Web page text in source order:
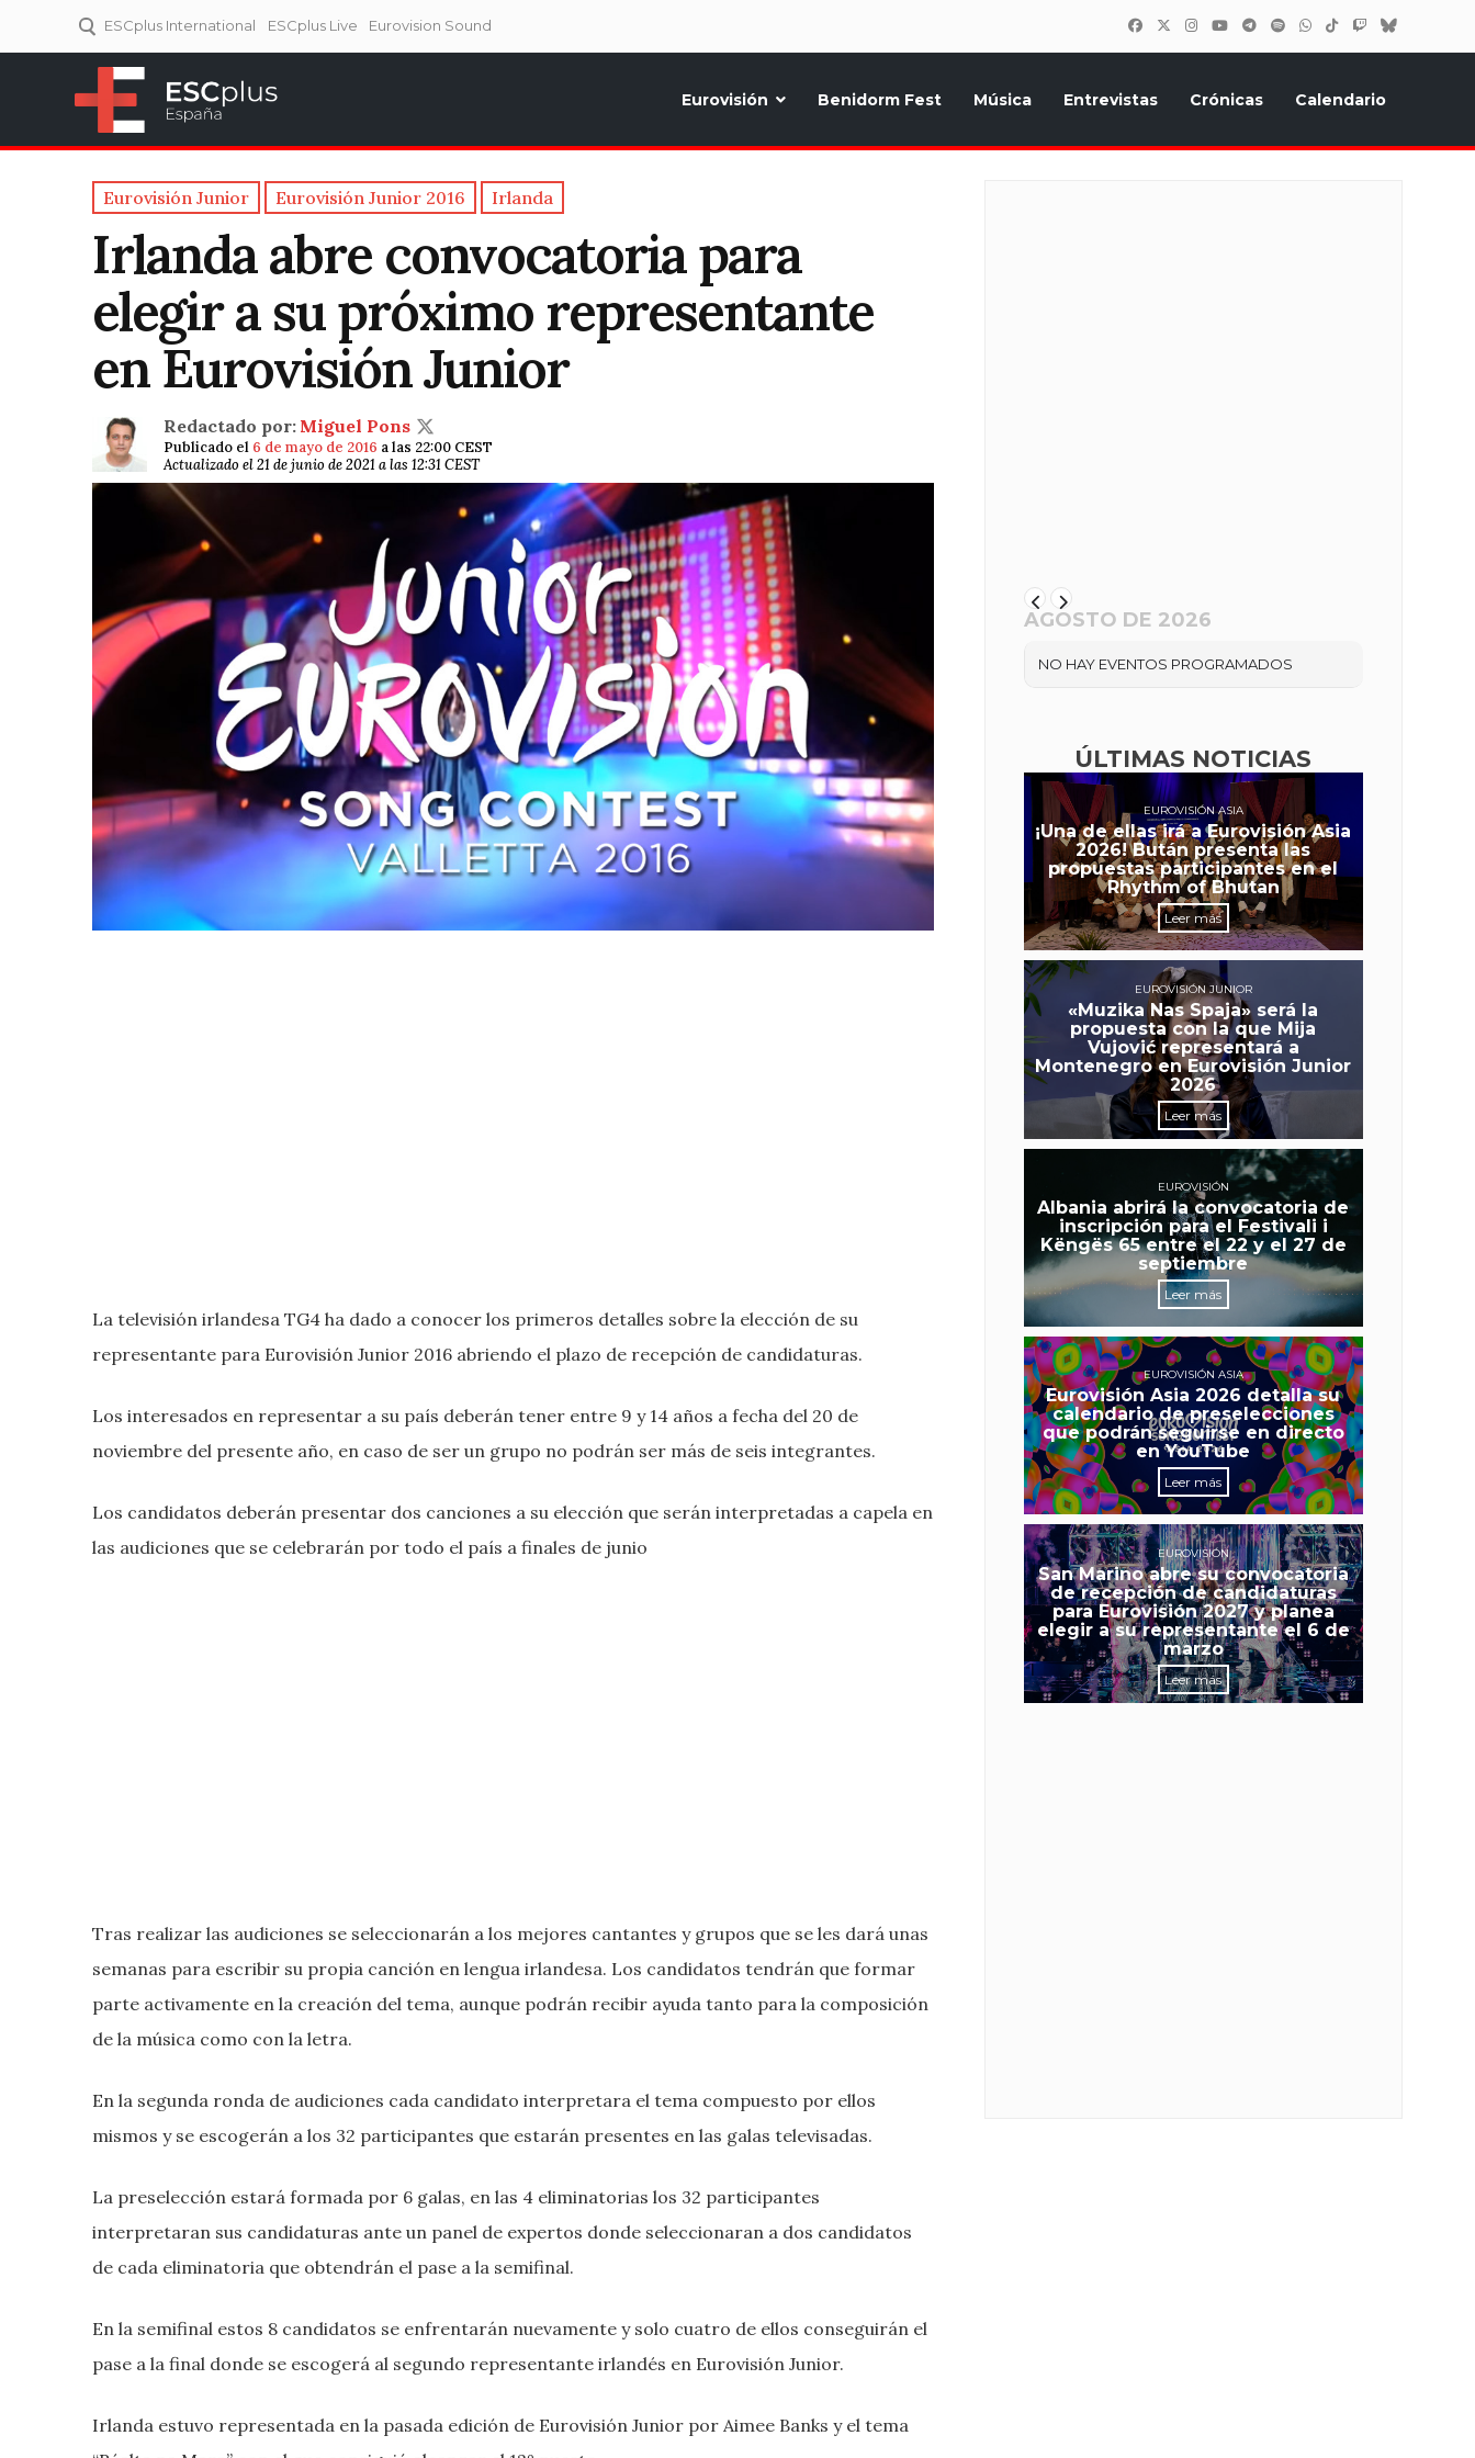
ESCplus International ESCplus Live Eurovision Sound
Eurovisión Benidorm Fest Música Entrevistas Crónicas Calendario
Eurovisión Junior Eurovisión Junior 2016 Irlanda
Irlanda abre convocatoria para
elegir a su próximo representante
en Eurovisión Junior
Redactado por: Miguel Pons
Publicado el 6 de mayo de 2016 a las 22:00 CEST
Actualizado el 21 de junio de 2021 a las 12:31 CEST
La televisión irlandesa TG4 ha dado a conocer los primeros detalles sobre la elección de su
representante para Eurovisión Junior 2016 abriendo el plazo de recepción de candidaturas.
Los interesados en representar a su país deberán tener entre 9 y 14 años a fecha del 20 de
noviembre del presente año, en caso de ser un grupo no podrán ser más de seis integrantes.
Los candidatos deberán presentar dos canciones a su elección que serán interpretadas a capela en
las audiciones que se celebrarán por todo el país a finales de junio
Tras realizar las audiciones se seleccionarán a los mejores cantantes y grupos que se les dará unas
semanas para escribir su propia canción en lengua irlandesa. Los candidatos tendrán que formar
parte activamente en la creación del tema, aunque podrán recibir ayuda tanto para la composición
de la música como con la letra.
En la segunda ronda de audiciones cada candidato interpretara el tema compuesto por ellos
mismos y se escogerán a los 32 participantes que estarán presentes en las galas televisadas.
La preselección estará formada por 6 galas, en las 4 eliminatorias los 32 participantes
interpretaran sus candidaturas ante un panel de expertos donde seleccionaran a dos candidatos
de cada eliminatoria que obtendrán el pase a la semifinal.
En la semifinal estos 8 candidatos se enfrentarán nuevamente y solo cuatro de ellos conseguirán el
pase a la final donde se escogerá al segundo representante irlandés en Eurovisión Junior.
Irlanda estuvo representada en la pasada edición de Eurovisión Junior por Aimee Banks y el tema
AGOSTO DE 2026
NO HAY EVENTOS PROGRAMADOS
ÚLTIMAS NOTICIAS
EUROVISIÓN ASIA
¡Una de ellas irá a Eurovisión Asia
2026! Bután presenta las
propuestas participantes en el
Rhythm of Bhutan
Leer más
EUROVISIÓN JUNIOR
«Muzika Nas Spaja» será la
propuesta con la que Mija
Vujović representará a
Montenegro en Eurovisión Junior
2026
Leer más
EUROVISIÓN
Albania abrirá la convocatoria de
inscripción para el Festivali i
Këngës 65 entre el 22 y el 27 de
septiembre
Leer más
EUROVISIÓN ASIA
Eurovisión Asia 2026 detalla su
calendario de preselecciones
que podrán seguirse en directo
en YouTube
Leer más
EUROVISIÓN
San Marino abre su convocatoria
de recepción de candidaturas
para Eurovisión 2027 y planea
elegir a su representante el 6 de
marzo
Leer más